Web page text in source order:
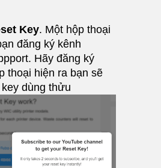
Key. Một hộp thoại
đăng ký kênh
Hãy đăng ký
thoại hiện ra bạn sẽ
dùng thửu